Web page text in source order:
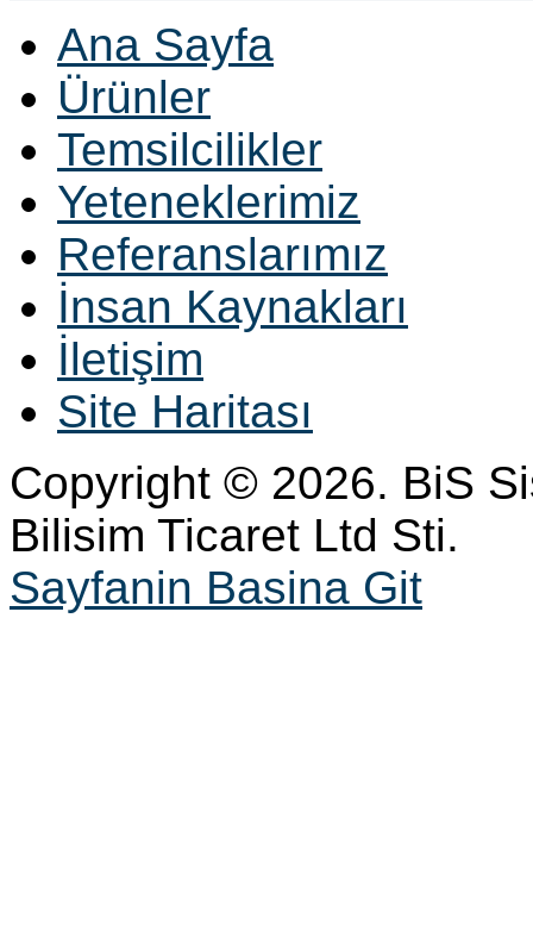
Ana Sayfa
Ürünler
Temsilcilikler
Yeteneklerimiz
Referanslarımız
İnsan Kaynakları
İletişim
Site Haritası
Copyright © 2026. BiS
Bilisim Ticaret Ltd Sti.
Sayfanin Basina Git